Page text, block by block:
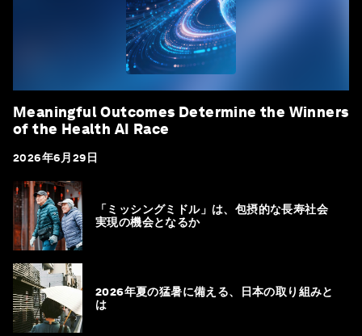
Meaningful Outcomes Determine the Winners
of the Health AI Race
2026年6月29日
「ミッシングミドル」は、包摂的な長寿社会
実現の機会となるか
2026年夏の猛暑に備える、日本の取り組みと
は